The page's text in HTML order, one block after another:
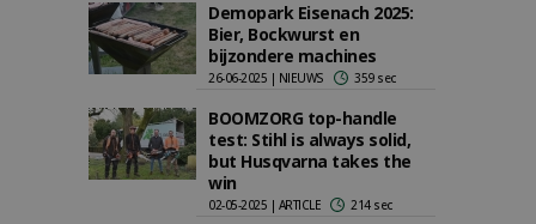
Demopark Eisenach 2025:
Bier, Bockwurst en
bijzondere machines
26-06-2025 | NIEUWS 359 sec
BOOMZORG top-handle
test: Stihl is always solid,
but Husqvarna takes the
win
02-05-2025 | ARTICLE 214 sec